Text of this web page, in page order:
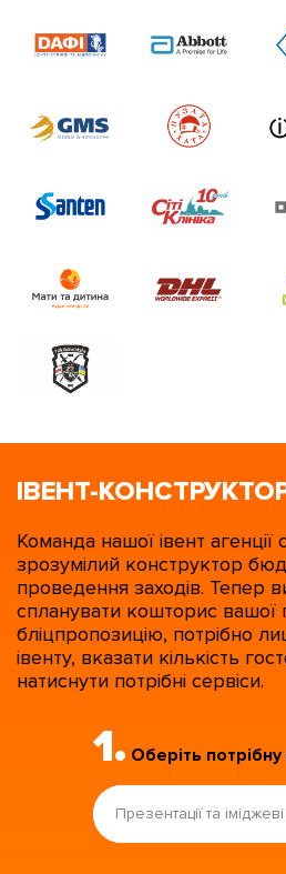
ІВЕНТ-
Команда нашої івент
зрозумілий конструктор
проведення заходів. Тепер
спланувати кошторис вашої
бліцпропозицію, потрібно
івенту, вказати кількість
натиснути потрібні сервіси.
1. Оберіть
Презентації та